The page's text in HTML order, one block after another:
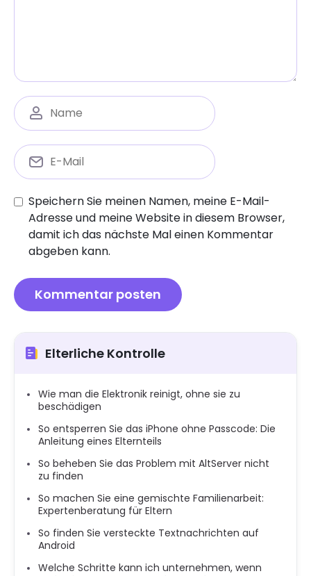
Speichern Sie meinen Namen, meine E-Mail-
Adresse und meine Website in diesem Browser,
damit ich das nächste Mal einen Kommentar
abgeben kann.
Elterliche Kontrolle
Wie man die Elektronik reinigt, ohne sie zu
beschädigen
So entsperren Sie das iPhone ohne Passcode: Die
Anleitung eines Elternteils
So beheben Sie das Problem mit AltServer nicht
zu finden
So machen Sie eine gemischte Familienarbeit:
Expertenberatung für Eltern
So finden Sie versteckte Textnachrichten auf
Android
Welche Schritte kann ich unternehmen, wenn